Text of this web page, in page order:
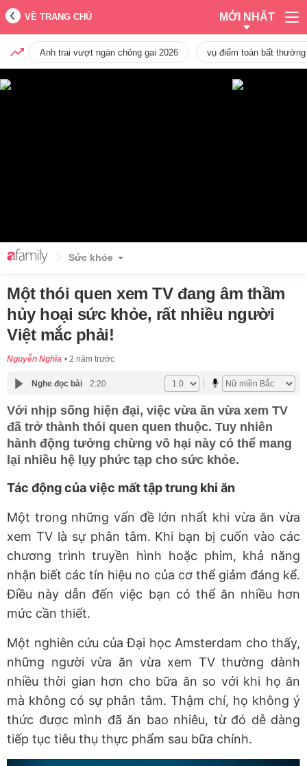
VỀ TRANG CHỦ MỚI NHẤT
Anh trai vượt ngàn chông gai 2026 vụ điểm toán bất
Sức khỏe
Một thói quen xem TV đang âm thầm
hủy hoại sức khỏe, rất nhiều người
Việt mắc phải!
Nguyễn Nghĩa 2 năm trước
Nghe đọc bài 2:20
Với nhịp sống hiện đại, việc vừa ăn vừa xem TV
đã trở thành thói quen quen thuộc. Tuy nhiên
hành động tưởng chừng vô hại này có thể mang
lại nhiều hệ lụy phức tạp cho sức khỏe.
Tác động của việc mất tập trung khi ăn
Một trong những vấn đề lớn nhất khi vừa ăn vừa
xem TV là sự phân tâm. Khi bạn bị cuốn vào các
chương trình truyền hình hoặc phim, khả năng
nhận biết các tín hiệu no của cơ thể giảm đáng kể.
Điều này dẫn đến việc bạn có thể ăn nhiều hơn
mức cần thiết.
Một nghiên cứu của Đại học Amsterdam cho thấy,
những người vừa ăn vừa xem TV thường dành
nhiều thời gian hơn cho bữa ăn so với khi họ ăn
mà không có sự phân tâm. Thậm chí, họ không ý
thức được mình đã ăn bao nhiêu, từ đó dễ dàng
tiếp tục tiêu thụ thực phẩm sau bữa chính.